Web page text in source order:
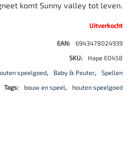
komt Sunny valley tot leven.
Uitverkocht
EAN:
6943478024939
SKU:
Hape E0458
speelgoed, Baby & Peuter,
Spellen
Tags:
bouw en speel, houten speelgoed